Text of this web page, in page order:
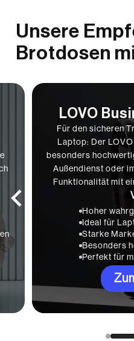
Unsere
Brotdosen
LOVO
Für den sicheren
Laptop: Der
besonders
Außendienst oder
Funktionalität mit
Hoher
Ideal für
Starke
Besonders
Perfekt für